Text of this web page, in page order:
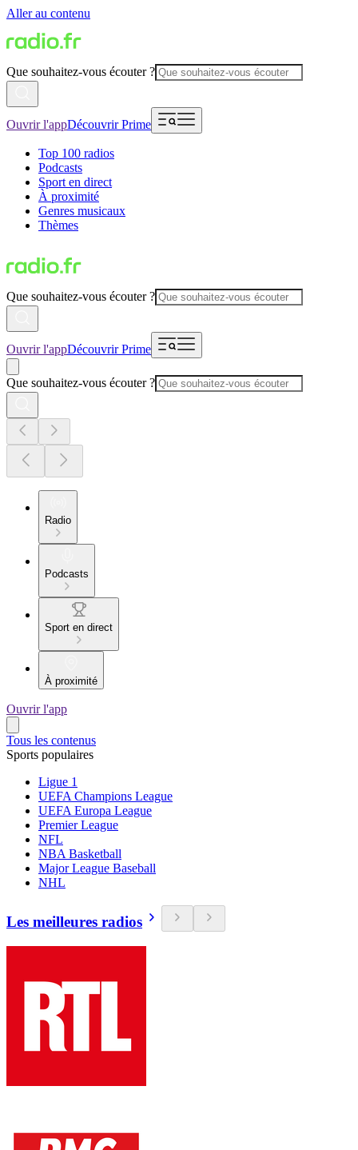
Aller au contenu
Que souhaitez-vous écouter ?
Ouvrir l'appDécouvrir Prime
Top 100 radios
Podcasts
Sport en direct
À proximité
Genres musicaux
Thèmes
Que souhaitez-vous écouter ?
Ouvrir l'appDécouvrir Prime
Que souhaitez-vous écouter ?
Radio
Podcasts
Sport en direct
À proximité
Ouvrir l'app
Tous les contenus
Sports populaires
Ligue 1
UEFA Champions League
UEFA Europa League
Premier League
NFL
NBA Basketball
Major League Baseball
NHL
Les meilleures radios